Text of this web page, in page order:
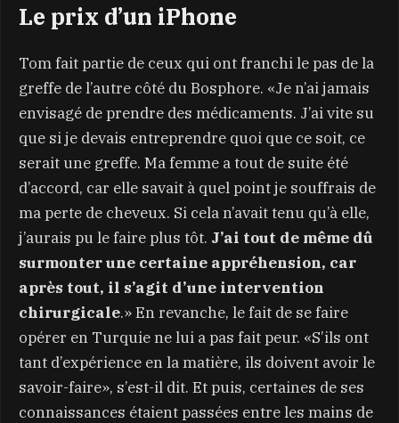
Le prix d’un iPhone
Tom fait partie de ceux qui ont franchi le pas de la
greffe de l’autre côté du Bosphore. «Je n’ai jamais
envisagé de prendre des médicaments. J’ai vite su
que si je devais entreprendre quoi que ce soit, ce
serait une greffe. Ma femme a tout de suite été
d’accord, car elle savait à quel point je souffrais de
ma perte de cheveux. Si cela n’avait tenu qu’à elle,
j’aurais pu le faire plus tôt. J’ai tout de même dû
surmonter une certaine appréhension, car
après tout, il s’agit d’une intervention
chirurgicale.» En revanche, le fait de se faire
opérer en Turquie ne lui a pas fait peur. «S’ils ont
tant d’expérience en la matière, ils doivent avoir le
savoir-faire», s’est-il dit. Et puis, certaines de ses
connaissances étaient passées entre les mains de